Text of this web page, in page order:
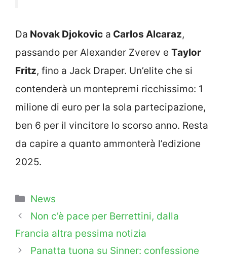
Da Novak Djokovic a Carlos Alcaraz,
passando per Alexander Zverev e Taylor
Fritz, fino a Jack Draper. Un’elite che si
contenderà un montepremi ricchissimo: 1
milione di euro per la sola partecipazione,
ben 6 per il vincitore lo scorso anno. Resta
da capire a quanto ammonterà l’edizione
2025.
Categorie
News
Non c’è pace per Berrettini, dalla
Francia altra pessima notizia
Panatta tuona su Sinner: confessione